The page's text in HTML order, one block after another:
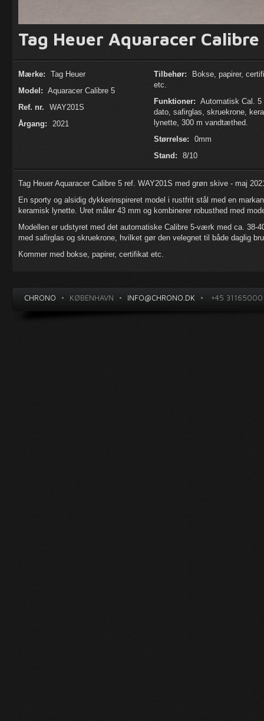
Tag Heuer Aquaracer Calibre
Mærke:
Tag Heuer
Model: Aquaracer Calibre 5
Ref. nr.
WAY201S
Årgang:
2021
Tilbehør:
Bokse, papirer,
etc.
Funktioner: Automatisk Cal.
dato, safirglas, skruekrone,
lynette, 300 m vandtæthed.
Størrelse:
0mm
Stand:
8/10
Tag Heuer Aquaracer Calibre 5 ref. WAY201S med grøn skive - maj
En sporty og alsidig dykkerinspireret model i rustfrit stål med en
keramisk lynette. Uret måler 43 mm og kombinerer robusthed med
Modellen er udstyret med det automatiske Calibre 5-værk med ca. 38-
med safirglas og skruekrone, hvilket gør den velegnet til både daglig
Kommer med bokse, papirer, certifikat etc.
CHRONO • KØBENHAVN • INFO@CHRONO.DK • +45 31165000